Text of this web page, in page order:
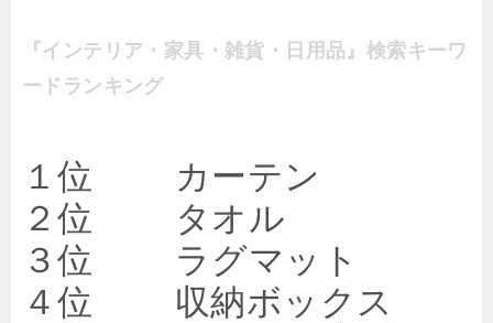
『インテリア・家具・雑貨・日用品』検索キーワ
ードランキング
１位 カーテン
２位 タオル
３位 ラグマット
４位 収納ボックス